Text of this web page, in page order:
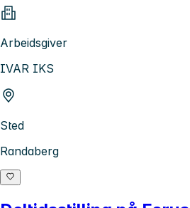
Arbeidsgiver
IVAR IKS
Sted
Randaberg